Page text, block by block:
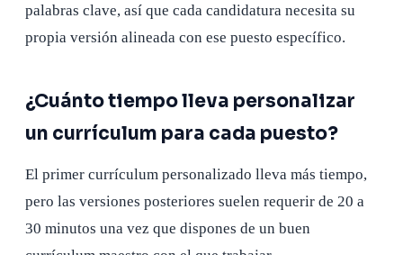
palabras clave, así que cada candidatura necesita su
propia versión alineada con ese puesto específico.
¿Cuánto tiempo lleva personalizar
un currículum para cada puesto?
El primer currículum personalizado lleva más tiempo,
pero las versiones posteriores suelen requerir de 20 a
30 minutos una vez que dispones de un buen